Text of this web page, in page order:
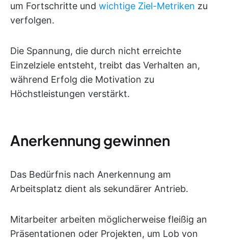
um Fortschritte und wichtige Ziel-Metriken zu
verfolgen.
Die Spannung, die durch nicht erreichte
Einzelziele entsteht, treibt das Verhalten an,
während Erfolg die Motivation zu
Höchstleistungen verstärkt.
Anerkennung gewinnen
Das Bedürfnis nach Anerkennung am
Arbeitsplatz dient als sekundärer Antrieb.
Mitarbeiter arbeiten möglicherweise fleißig an
Präsentationen oder Projekten, um Lob von